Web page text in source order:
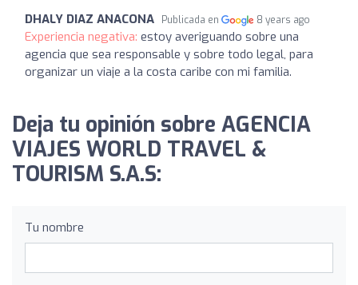
DHALY DIAZ ANACONA Publicada en 8 years ago
Experiencia negativa: estoy averiguando sobre una
agencia que sea responsable y sobre todo legal, para
organizar un viaje a la costa caribe con mi familia.
Deja tu opinión sobre AGENCIA
VIAJES WORLD TRAVEL &
TOURISM S.A.S:
Tu nombre